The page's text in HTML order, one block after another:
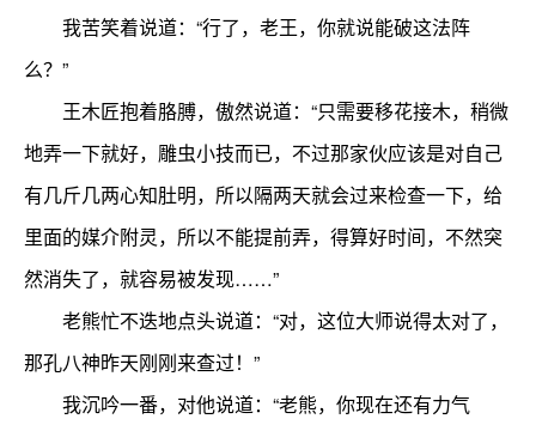
我苦笑着说道：“行了，老王，你就说能破这法阵
么？”
王木匠抱着胳膊，傲然说道：“只需要移花接木，稍微
地弄一下就好，雕虫小技而已，不过那家伙应该是对自己
有几斤几两心知肚明，所以隔两天就会过来检查一下，给
里面的媒介附灵，所以不能提前弄，得算好时间，不然突
然消失了，就容易被发现……”
老熊忙不迭地点头说道：“对，这位大师说得太对了，
那孔八神昨天刚刚来查过！”
我沉吟一番，对他说道：“老熊，你现在还有力气